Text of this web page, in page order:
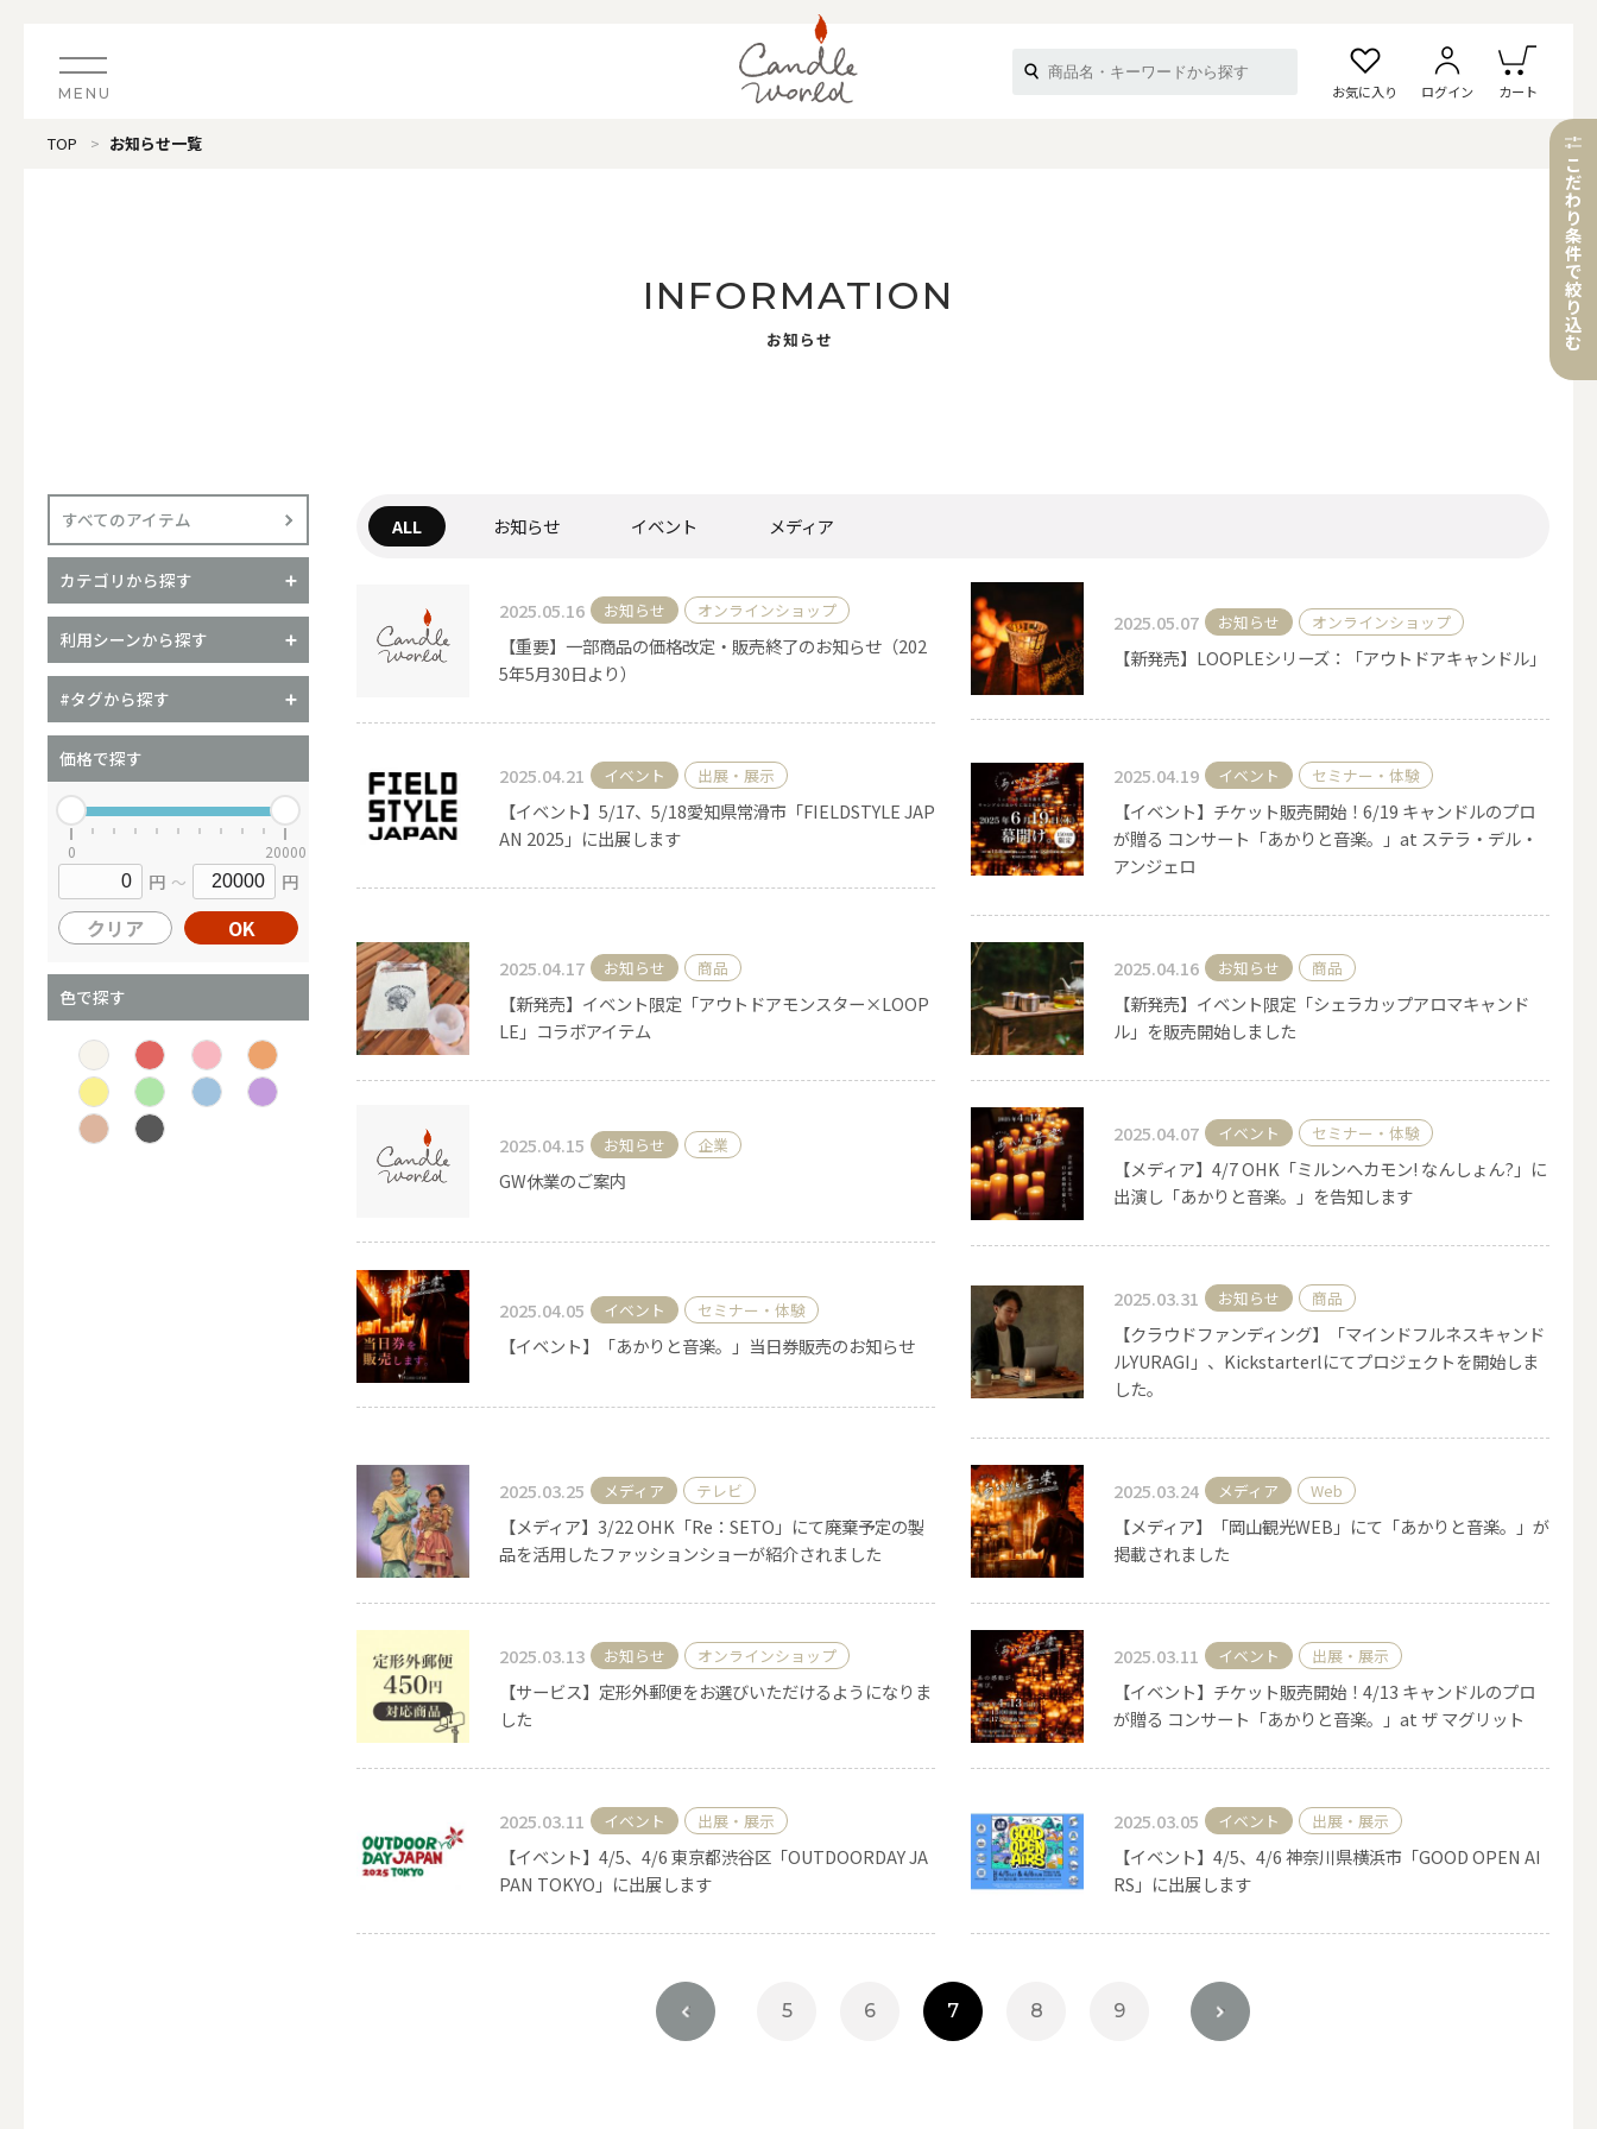
MENU お気に入り ログイン カート
（ブランド）YURAGI《ゆらぎ》
キャンドル
カップキャンドル ピラーキャンドル ボールキャンドル
ALL キャンドルグラス キャンドルスタンド
キャンドル・ホルダーセット
ALL
点火・消火ツール
手作りキット
TOP お知らせ一覧
INFORMATION
お知らせ
すべてのアイテム
カテゴリから探す
利用シーンから探す
#タグから探す
価格で探す
0 20000
円 ～ 円
クリア OK
色で探す
ALL お知らせ イベント メディア
2025.05.16 お知らせ オンラインショップ
【重要】一部商品の価格改定・販売終了のお知らせ（202
5年5月30日より）
2025.05.07 お知らせ オンラインショップ
【新発売】LOOPLEシリーズ：「アウトドアキャンドル」
2025.04.21 イベント 出展・展示
【イベント】5/17、5/18愛知県常滑市「FIELDSTYLE JAP
AN 2025」に出展します
2025.04.19 イベント セミナー・体験
【イベント】チケット販売開始！6/19 キャンドルのプロ
が贈る コンサート「あかりと音楽。」at ステラ・デル・
アンジェロ
2025.04.17 お知らせ 商品
【新発売】イベント限定「アウトドアモンスター×LOOP
LE」コラボアイテム
2025.04.16 お知らせ 商品
【新発売】イベント限定「シェラカップアロマキャンド
ル」を販売開始しました
2025.04.15 お知らせ 企業
GW休業のご案内
2025.04.07 イベント セミナー・体験
【メディア】4/7 OHK「ミルンへカモン! なんしょん?」に
出演し「あかりと音楽。」を告知します
2025.04.05 イベント セミナー・体験
【イベント】「あかりと音楽。」当日券販売のお知らせ
2025.03.31 お知らせ 商品
【クラウドファンディング】「マインドフルネスキャンド
ルYURAGI」、Kickstarterlにてプロジェクトを開始しま
した。
2025.03.25 メディア テレビ
【メディア】3/22 OHK「Re：SETO」にて廃棄予定の製
品を活用したファッションショーが紹介されました
2025.03.24 メディア Web
【メディア】「岡山観光WEB」にて「あかりと音楽。」が
掲載されました
2025.03.13 お知らせ オンラインショップ
【サービス】定形外郵便をお選びいただけるようになりま
した
2025.03.11 イベント 出展・展示
【イベント】チケット販売開始！4/13 キャンドルのプロ
が贈る コンサート「あかりと音楽。」at ザ マグリット
2025.03.11 イベント 出展・展示
【イベント】4/5、4/6 東京都渋谷区「OUTDOORDAY JA
PAN TOKYO」に出展します
2025.03.05 イベント 出展・展示
【イベント】4/5、4/6 神奈川県横浜市「GOOD OPEN AI
RS」に出展します
< 5 6 7 8 9 >
こ
だ
わ
り
条
件
で
絞
り
込
む